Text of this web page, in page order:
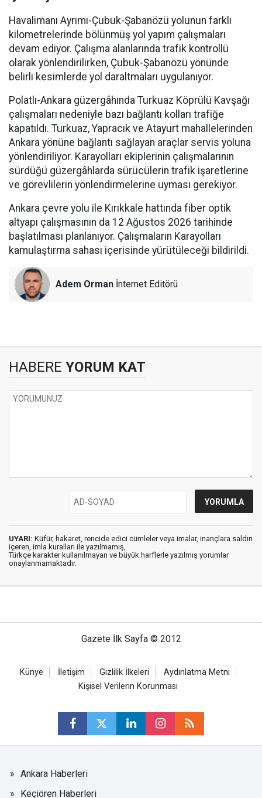
Havalimanı Ayrımı-Çubuk-Şabanözü yolunun farklı
kilometrelerinde bölünmüş yol yapım çalışmaları
devam ediyor. Çalışma alanlarında trafik kontrollü
olarak yönlendirilirken, Çubuk-Şabanözü yönünde
belirli kesimlerde yol daraltmaları uygulanıyor.
Polatlı-Ankara güzergâhında Turkuaz Köprülü Kavşağı
çalışmaları nedeniyle bazı bağlantı kolları trafiğe
kapatıldı. Turkuaz, Yapracık ve Atayurt mahallelerinden
Ankara yönüne bağlantı sağlayan araçlar servis yoluna
yönlendiriliyor. Karayolları ekiplerinin çalışmalarının
sürdüğü güzergâhlarda sürücülerin trafik işaretlerine
ve görevlilerin yönlendirmelerine uyması gerekiyor.
Ankara çevre yolu ile Kırıkkale hattında fiber optik
altyapı çalışmasının da 12 Ağustos 2026 tarihinde
başlatılması planlanıyor. Çalışmaların Karayolları
kamulaştırma sahası içerisinde yürütüleceği bildirildi.
Adem Orman İnternet Editörü
HABERE YORUM KAT
UYARI: Küfür, hakaret, rencide edici cümleler veya imalar, inançlara saldırı
içeren, imla kuralları ile yazılmamış,
Türkçe karakter kullanılmayan ve büyük harflerle yazılmış yorumlar
onaylanmamaktadır.
Gazete İlk Sayfa © 2012
Künye İletişim Gizlilik İlkeleri
Aydınlatma Metni
Kişisel Verilerin Korunması
Ankara Haberleri
Keçiören Haberleri